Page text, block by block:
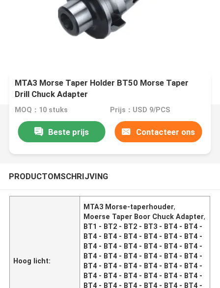
MTA3 Morse Taper Holder BT50 Morse Taper
Drill Chuck Adapter
MOQ：10 stuks Prijs：USD 9/PCS
Beste prijs Contacteer ons
PRODUCTOMSCHRIJVING
Hoog licht:
MTA3 Morse-taperhouder,
Moerse Taper Boor Chuck Adapter,
BT1 - BT2 - BT2 - BT3 - BT4 - BT4 -
BT4 - BT4 - BT4 - BT4 - BT4 - BT4 -
BT4 - BT4 - BT4 - BT4 - BT4 - BT4 -
BT4 - BT4 - BT4 - BT4 - BT4 - BT4 -
BT4 - BT4 - BT4 - BT4 - BT4 - BT4 -
BT4 - BT4 - BT4 - BT4 - BT4 - BT4 -
BT4 - BT4 - BT4 - BT4 - BT4 - BT4 -